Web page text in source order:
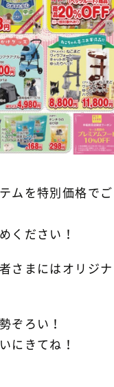
ムを特別価格でご
ください！
さまにはオリジナ
ぞろい！
にきてね！